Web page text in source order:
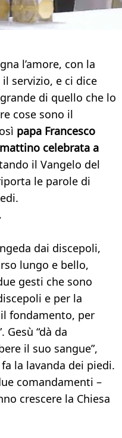
l’amore, con la
servizio, e ci dice
di quello che lo
cose sono il
papa Francesco
celebrata a
il Vangelo del
le parole di
dai discepoli,
lungo e bello,
gesti che sono
e per la
il fondamento, per
“dà da
il suo sangue”,
la lavanda dei piedi.
comandamenti –
crescere la Chiesa